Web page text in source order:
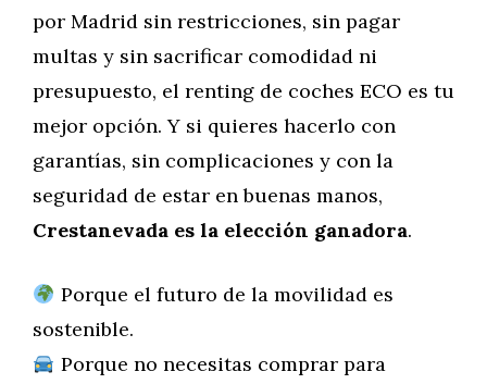
por Madrid sin restricciones, sin pagar
multas y sin sacrificar comodidad ni
presupuesto, el renting de coches ECO es tu
mejor opción. Y si quieres hacerlo con
garantías, sin complicaciones y con la
seguridad de estar en buenas manos,
Crestanevada es la elección ganadora.
Porque el futuro de la movilidad es
sostenible.
Porque no necesitas comprar para